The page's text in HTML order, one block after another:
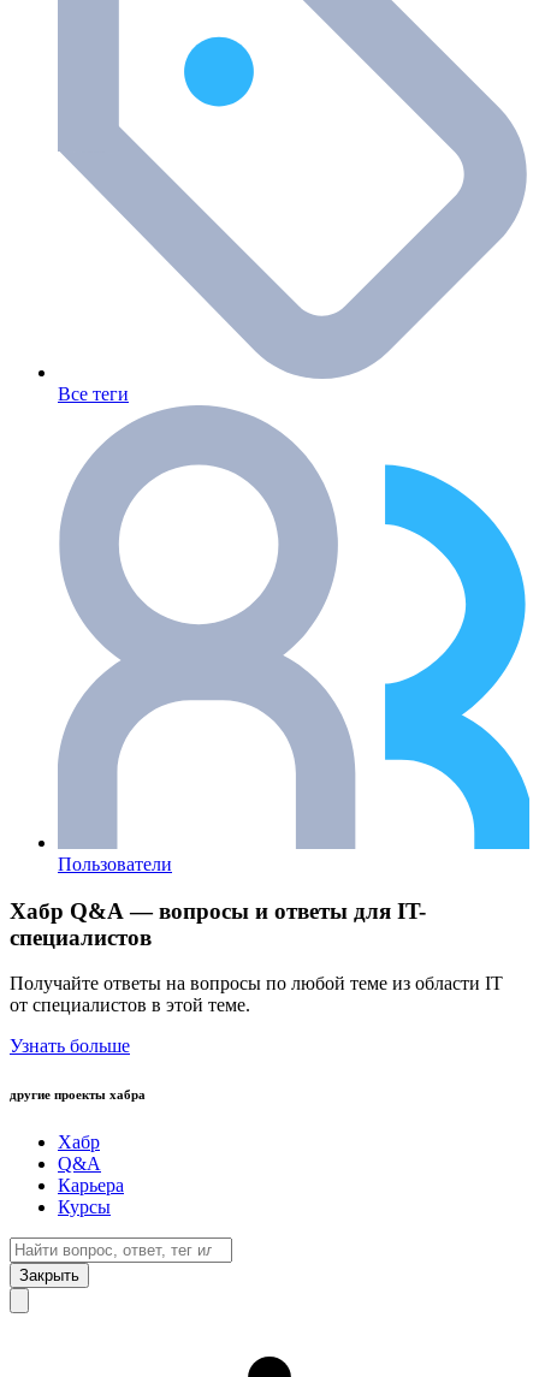
Все теги
Пользователи
Хабр Q&A — вопросы и ответы для IT-
специалистов
Получайте ответы на вопросы по любой теме из области IT
от специалистов в этой теме.
Узнать больше
другие проекты хабра
Хабр
Q&A
Карьера
Курсы
Закрыть